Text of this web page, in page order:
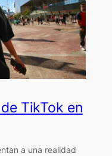
TikTok en
a una realidad